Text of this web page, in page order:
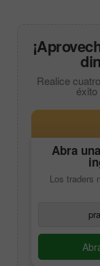
Realice
Abra
Los traders